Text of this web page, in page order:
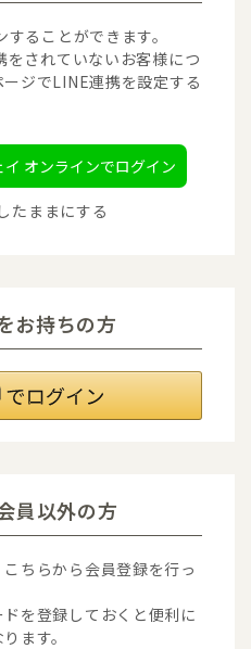
ることができます。
をされていないお客様につ
ジでLINE連携を設定する
オンラインでログイン
たままにする
お持ちの方
員以外の方
ちらから会員登録を行っ
を登録しておくと便利に
ます。